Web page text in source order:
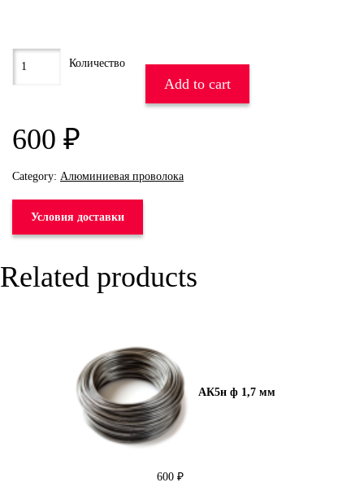
600 ₽
Add to cart
Category: Алюминиевая проволока
Условия доставки
Related products
АК5н ф 1,7 мм
600 ₽